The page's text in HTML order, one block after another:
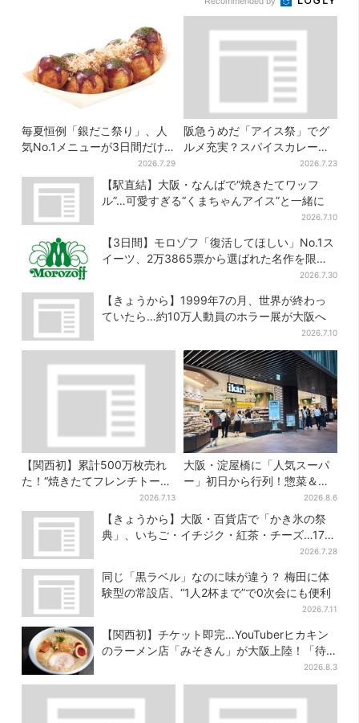
毎夏恒例「銀だこ祭り」、人
気No.1メニューが3日間だけ
2026.7.29
阪急うめだ「アイス祭」でグ
ルメ充実？スパイスカレー・
ピザ・ポテト…“しょっぱいも
の食べたい”が叶う
2026.7.23
【駅直結】大阪・なんばで“焼きたてワッフ
ル”…可愛すぎる“くまちゃんアイス”と一緒に
2026.7.10
【3日間】モロゾフ「復活してほしい」No.1ス
イーツ、2万3865票から選ばれた名作を限定
2026.7.30
【きょうから】1999年7の月、世界が終わっ
ていたら…約10万人動員のホラー展が大阪へ
2026.7.10
【関西初】累計500万枚売れ
た！“焼きたてフレンチトース
ト”が大阪で、ここ限定のチョ
コメニューも
2026.7.13
大阪・淀屋橋に「人気スーパ
ー」初日から行列！惣菜＆弁
当コーナーは大幅に拡大…人
気商品は？
2026.8.6
【きょうから】大阪・百貨店で「かき氷の祭
典」、いちご・イチジク・紅茶・チーズ…17店
2026.7.28
同じ「黒ラベル」なのに味が違う？ 梅田に体
験型の常設店、“1人2杯まで”で0次会にも便利
2026.7.11
【関西初】チケット即完…YouTuberヒカキン
のラーメン店「みそきん」が大阪上陸！「待
2026.8.3